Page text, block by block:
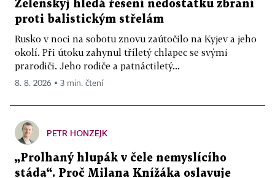
Zelenskyj hledá řešení nedostatku zbraní
proti balistickým střelám
Rusko v noci na sobotu znovu zaútočilo na Kyjev a jeho
okolí. Při útoku zahynul tříletý chlapec se svými
prarodiči. Jeho rodiče a patnáctiletý...
8. 8. 2026 ▪ 3 min. čtení
PETR HONZEJK
„Prolhaný hlupák v čele nemyslícího
stáda“. Proč Milana Knížáka oslavuje